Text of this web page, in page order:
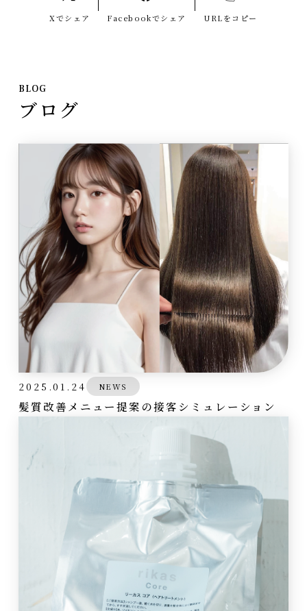
Xでシェア Facebookでシェア URLをコピー
BLOG
ブログ
2025.01.24 NEWS
髪質改善メニュー提案の接客シミュレーション